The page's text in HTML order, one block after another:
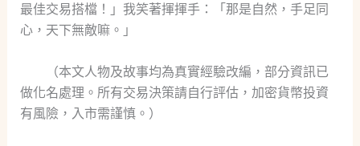
最佳交易搭檔！」我笑著揮揮手：「那是自然，手足同
心，天下無敵嘛。」
（本文人物及故事均為真實經驗改編，部分資訊已
做化名處理。所有交易決策請自行評估，加密貨幣投資
有風險，入市需謹慎。）